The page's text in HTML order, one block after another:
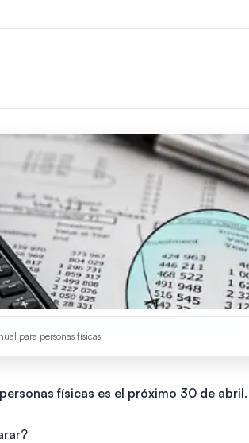
para personas físicas
físicas es el próximo 30 de abril.